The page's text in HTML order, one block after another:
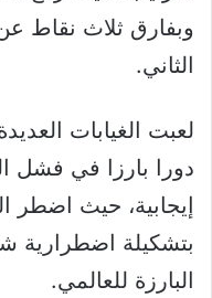
وبفارق ثلاث نقاط
الثاني.
لعبت الغيابات
دورا بارزا في فشل
إيجابية، حيث اضطر
بتشكيلة اضطرارية
البارزة للعالمي.